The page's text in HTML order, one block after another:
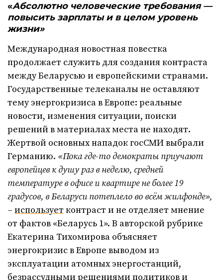
«Абсолютно человеческие требования —
повысить зарплаты и в целом уровень
жизни»
Международная новостная повестка
продолжает служить для создания контраста
между Беларусью и европейскими странами.
Государственные телеканалы не оставляют
тему энергокризиса в Европе: реальные
новости, изменения ситуации, поиски
решений в материалах места не находят.
Жертвой основных нападок госСМИ выбрали
Германию. «Пока где-то демократы приучают
европейцев к душу раз в неделю, средней
температуре в офисе и квартире не более 19
градусов, в Беларуси потеплело во всём жилфонде»,
– использует контраст и не отделяет мнение
от фактов «Беларусь 1». В авторской рубрике
Екатерина Тихомирова объясняет
энергокризис в Европе выводом из
эксплуатации атомных энергостанций,
безрассудными решениями политиков и